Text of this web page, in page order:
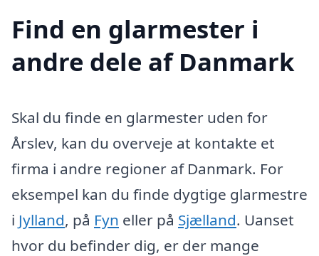
Find en glarmester i
andre dele af Danmark
Skal du finde en glarmester uden for
Årslev, kan du overveje at kontakte et
firma i andre regioner af Danmark. For
eksempel kan du finde dygtige glarmestre
i Jylland, på Fyn eller på Sjælland. Uanset
hvor du befinder dig, er der mange